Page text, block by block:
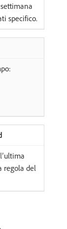
specifico.
regola del